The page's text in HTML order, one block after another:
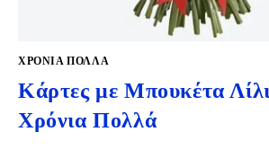
ΧΡΌΝΙΑ ΠΟΛΛΆ
Κάρτες με Μπουκέτα
Χρόνια Πολλά